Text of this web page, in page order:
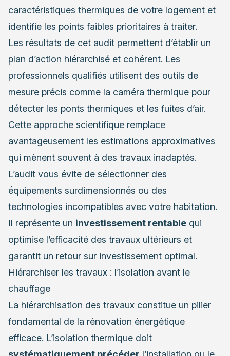
caractéristiques thermiques de votre logement et
identifie les points faibles prioritaires à traiter.
Les résultats de cet audit permettent d’établir un
plan d’action hiérarchisé et cohérent. Les
professionnels qualifiés utilisent des outils de
mesure précis comme la caméra thermique pour
détecter les ponts thermiques et les fuites d’air.
Cette approche scientifique remplace
avantageusement les estimations approximatives
qui mènent souvent à des travaux inadaptés.
L’audit vous évite de sélectionner des
équipements surdimensionnés ou des
technologies incompatibles avec votre habitation.
Il représente un investissement rentable qui
optimise l’efficacité des travaux ultérieurs et
garantit un retour sur investissement optimal.
Hiérarchiser les travaux : l’isolation avant le
chauffage
La hiérarchisation des travaux constitue un pilier
fondamental de la rénovation énergétique
efficace. L’isolation thermique doit